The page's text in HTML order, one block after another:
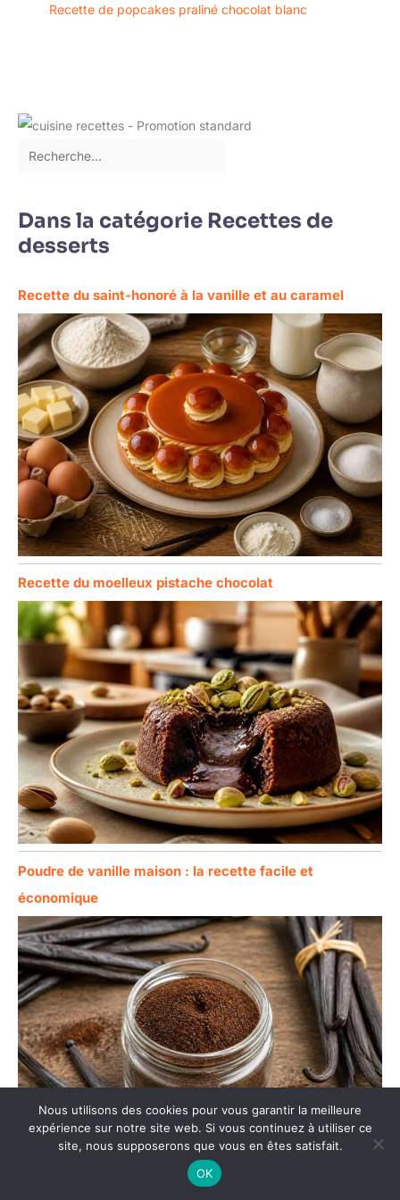
(105 g). Il est livré avec
Recette de popcakes praliné chocolat blanc
Dans la catégorie Recettes de
desserts
Recette du saint-honoré à la vanille et au caramel
Recette du moelleux pistache chocolat
Poudre de vanille maison : la recette facile et
économique
Muffins au thym de Gwendolyne : recette gourmande
Nous utilisons des cookies pour vous garantir la meilleure
expérience sur notre site web. Si vous continuez à utiliser ce
site, nous supposerons que vous en êtes satisfait.
OK